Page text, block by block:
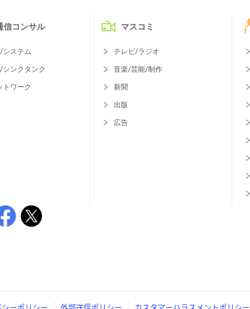
信コンサル
システム
シンクタンク
トワーク
マスコミ
テレビ/ラジオ
音楽/芸能/制作
新聞
出版
広告